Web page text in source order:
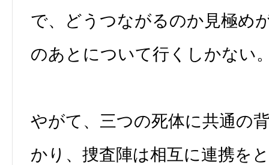
で、どうつながるのか見極め
のあとについて行くしかない
やがて、三つの死体に共通の
かり、捜査陣は相互に連携を